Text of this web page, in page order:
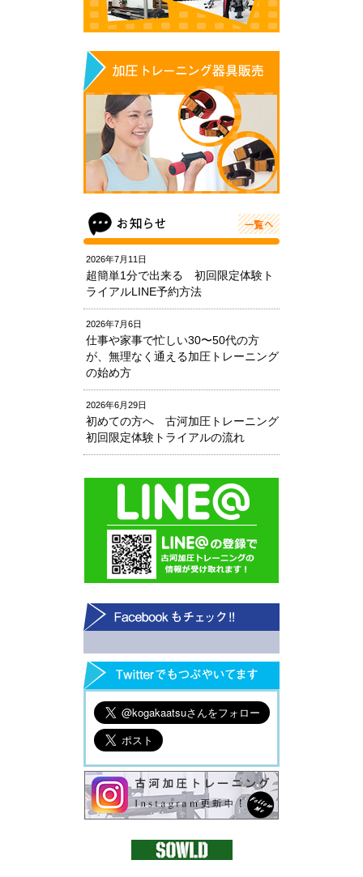
2026年7月11日
超簡単1分で出来る 初回限定体験ト
ライアルLINE予約方法
2026年7月6日
仕事や家事で忙しい30〜50代の方
が、無理なく通える加圧トレーニング
の始め方
2026年6月29日
初めての方へ 古河加圧トレーニング
初回限定体験トライアルの流れ